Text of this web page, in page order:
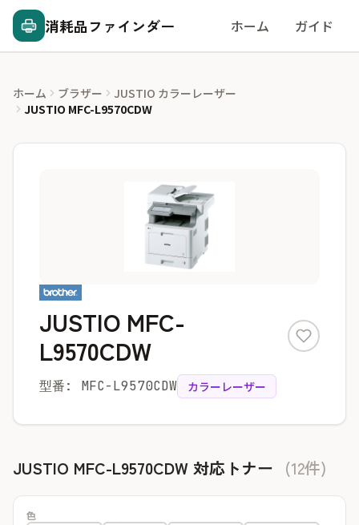
消耗品ファインダー ホーム ガイド
ホーム ブラザー
JUSTIO カラーレーザー
JUSTIO MFC-L9570CDW
JUSTIO MFC-
L9570CDW
型番: MFC-L9570CDW カラーレーザー
JUSTIO MFC-L9570CDW 対応トナー (12件)
色